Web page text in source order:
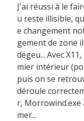
J'ai réussi à le
u reste illisible,
e changement
gement de zone
dégeu... Avec
mier intérieur
puis on se
déroule
r,
mer...